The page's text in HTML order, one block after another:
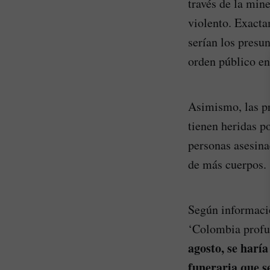
violento.
serían los
orden público en
Asimismo, las
tienen heridas
personas
de más cuerpos.
Según
‘Colombia
agosto, se